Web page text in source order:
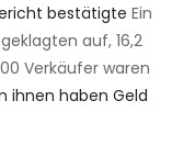
bestätigte Ein
auf, 16,2
Verkäufer waren
ihnen haben Geld